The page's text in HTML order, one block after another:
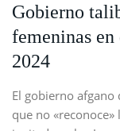
Gobierno
femeninas
2024
El gobierno afgano
que no